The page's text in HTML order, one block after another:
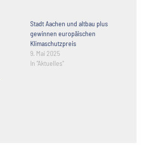
Stadt Aachen und altbau plus
gewinnen europäischen
Klimaschutzpreis
9. Mai 2025
In "Aktuelles"